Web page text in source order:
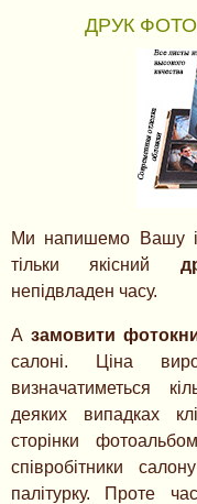
ДРУК
Ми напишемо Вашу
тільки якісний
непідвладен часу.
А замовити
салоні. Ціна
визначатиметься
деяких випадках
сторінки
співробітники
палітурку. Проте